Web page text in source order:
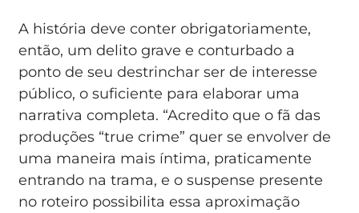
A história deve conter obrigatoriamente,
então, um delito grave e conturbado a
ponto de seu destrinchar ser de interesse
público, o suficiente para elaborar uma
narrativa completa. “Acredito que o fã das
produções “true crime” quer se envolver de
uma maneira mais íntima, praticamente
entrando na trama, e o suspense presente
no roteiro possibilita essa aproximação